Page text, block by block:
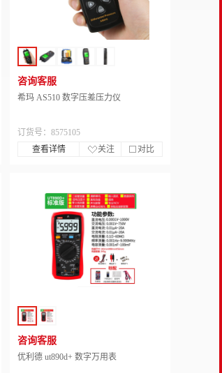
咨询客服
希玛 AS510 数字压差压力仪
订货号：8575105
查看详情
关注 对比
咨询客服
优利德 ut890d+ 数字万用表